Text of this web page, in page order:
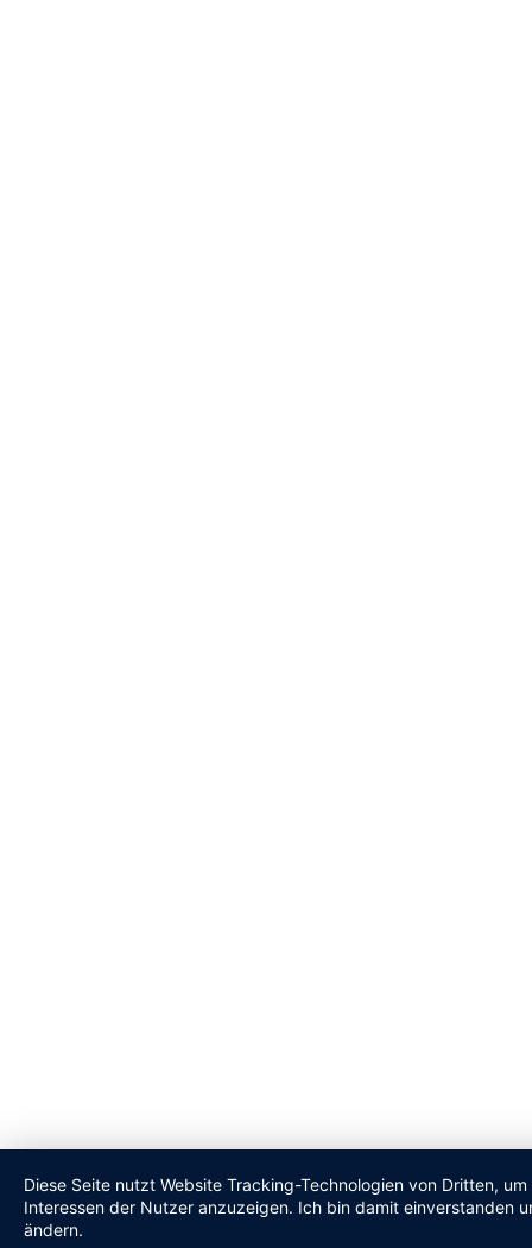
Diese Seite nutzt Website Tracking-Technologien von Dritten,
Interessen der Nutzer anzuzeigen. Ich bin damit einverstanden
ändern.